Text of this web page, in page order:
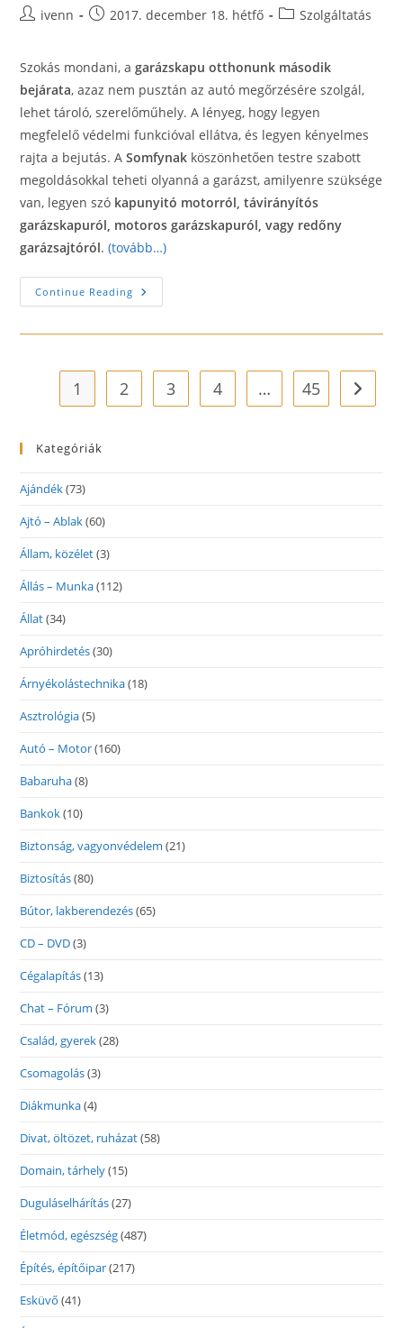
Postivenn
Post2017. december 18. hétfő
PostSzolgáltatás
Szokás mondani, agarázskapu otthonunk második
bejárata, azaz nem pusztán az autó megőrzésére szolgál,
lehet tároló, szerelőműhely. A lényeg, hogy legyen
megfelelő védelmi funkcióval ellátva, és legyen kényelmes
rajta a bejutás. ASomfynak köszönhetően testre szabott
megoldásokkal teheti olyanná a garázst, amilyenre szüksége
van, legyen szó kapunyitó motorról, távirányítós
garázskapuról, motoros garázskapuról, vagy redőny
garázsajtóról.(tovább…)
Continue Reading Miért
Fontos
Garázskapu?
1 2 3 4 … 45 Go to
Kategóriák
Ajándék(73)
Ajtó – Ablak(60)
Állam, közélet(3)
Állás – Munka(112)
Állat(34)
Apróhirdetés(30)
Árnyékolástechnika(18)
Asztrológia(5)
Autó – Motor(160)
Babaruha(8)
Bankok(10)
Biztonság, vagyonvédelem (21)
Biztosítás(80)
Bútor, lakberendezés(65)
CD – DVD(3)
Cégalapítás(13)
Chat – Fórum (3)
Család, gyerek(28)
Csomagolás(3)
Diákmunka(4)
Divat, öltözet, ruházat(58)
Domain, tárhely(15)
Duguláselhárítás(27)
Életmód, egészség(487)
Építés, építőipar(217)
Esküvő (41)